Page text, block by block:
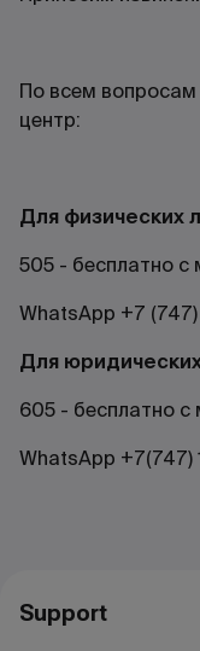
По всем
центр:
Для физических
505 - бесплатно с
WhatsApp +7 (747)
Для
605 - бесплатно с
WhatsApp +7(747)
Support